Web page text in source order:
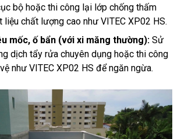
bộ hoặc thi công lại lớp chống thấm
liệu chất lượng cao như VITEC XP02 HS.
mốc, ố bẩn (với xi măng thường): Sử
dịch tẩy rửa chuyên dụng hoặc thi công
như VITEC XP02 HS để ngăn ngừa.